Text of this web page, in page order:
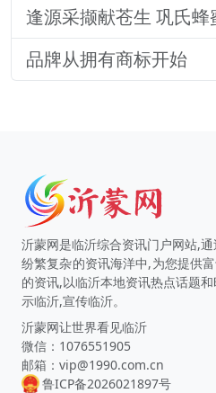
品牌从拥有商标开始
沂蒙网是临沂综合资讯门户网站,
纷繁复杂的资讯海洋中,为您提供
的资讯,以临沂本地资讯热点话题
示临沂,宣传临沂。
沂蒙网让世界看见临沂
微信：1076551905
邮箱：vip@1990.com.cn
鲁ICP备2026021897号